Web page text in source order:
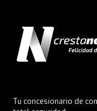
Tu concesionario de